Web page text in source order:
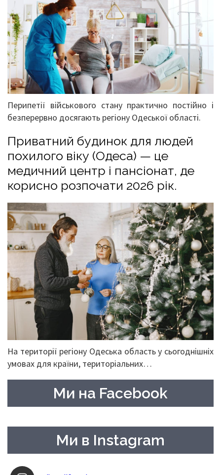
Перипетії військового стану практично постійно і
безперервно досягають регіону Одеської області.
Приватний будинок для людей
похилого віку (Одеса) — це
медичний центр і пансіонат, де
корисно розпочати 2026 рік.
На території регіону Одеська область у сьогоднішніх
умовах для країни, територіальних…
Ми на Facebook
Ми в Instagram